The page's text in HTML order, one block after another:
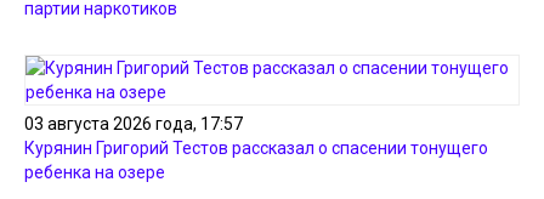
партии наркотиков
03 августа 2026 года, 17:57
Курянин Григорий Тестов рассказал о спасении тонущего
ребенка на озере